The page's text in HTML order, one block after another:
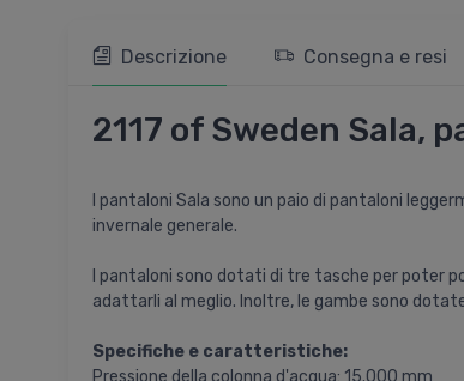
Descrizione Consegna e resi
2117 of Sweden Sala,
I pantaloni Sala sono un paio di pantaloni
invernale generale.
I pantaloni sono dotati di tre tasche per poter
adattarli al meglio. Inoltre, le gambe sono
Specifiche e caratteristiche:
Pressione della colonna d'acqua: 15.000 mm